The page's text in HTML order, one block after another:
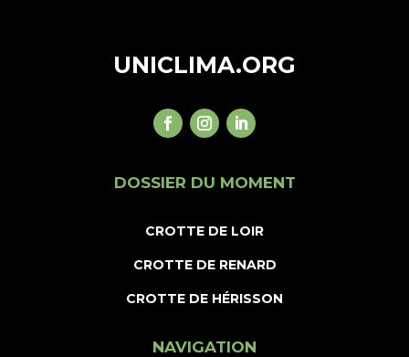
UNICLIMA.ORG
DOSSIER DU MOMENT
CROTTE DE LOIR
CROTTE DE RENARD
CROTTE DE HÉRISSON
NAVIGATION